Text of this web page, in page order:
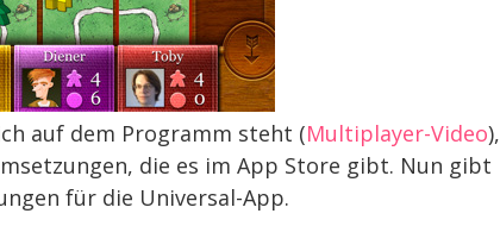
auf dem Programm steht (Multiplayer-Video),
die es im App Store gibt. Nun gibt
für die Universal-App.